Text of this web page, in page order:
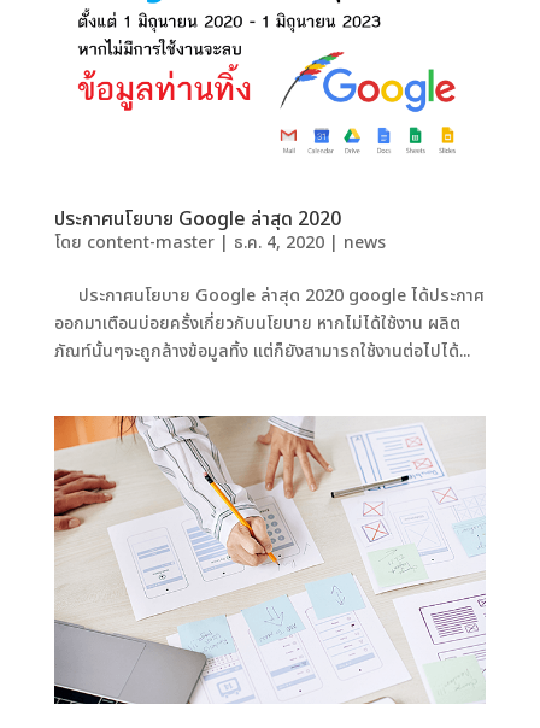
ประกาศนโยบาย Google ล่าสุด 2020
โดย content-master| ธ.ค. 4, 2020| news
ประกาศนโยบาย Google ล่าสุด 2020 google ได้ประกาศ
ออกมาเตือนบ่อยครั้งเกี่ยวกับนโยบาย หากไม่ได้ใช้งาน ผลิต
ภัณท์นั้นๆจะถูกล้างข้อมูลทิ้ง แต่ก็ยังสามารถใช้งานต่อไปได้...